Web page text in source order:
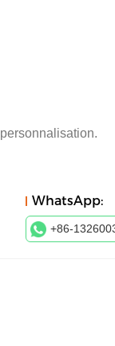
WhatsApp:
+86-